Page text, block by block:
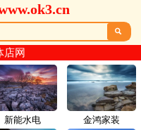

店网
新能水电 金鸿家装